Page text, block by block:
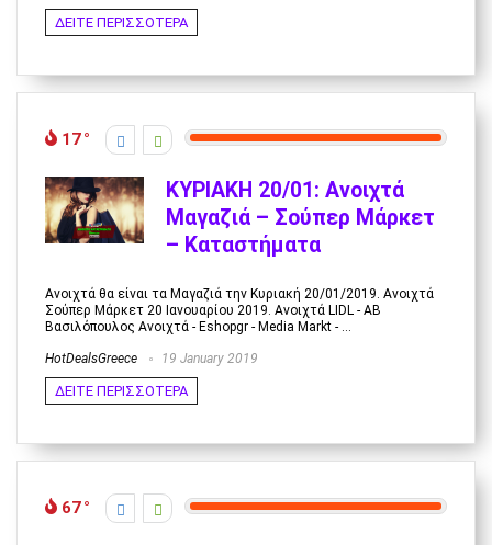
ΔΕΙΤΕ ΠΕΡΙΣΣΟΤΕΡΑ
17
ΚΥΡΙΑΚΗ 20/01: Ανοιχτά
Μαγαζιά – Σούπερ Μάρκετ
– Καταστήματα
Ανοιχτά θα είναι τα Μαγαζιά την Κυριακή 20/01/2019. Ανοιχτά
Σούπερ Μάρκετ 20 Ιανουαρίου 2019. Ανοιχτά LIDL - AB
Βασιλόπουλος Ανοιχτά - Eshopgr - Media Markt - ...
HotDealsGreece 19 January 2019
ΔΕΙΤΕ ΠΕΡΙΣΣΟΤΕΡΑ
67